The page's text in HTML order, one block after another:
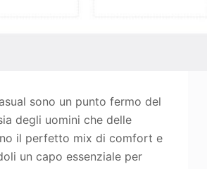
sono un punto fermo del
degli uomini che delle
il perfetto mix di comfort e
un capo essenziale per